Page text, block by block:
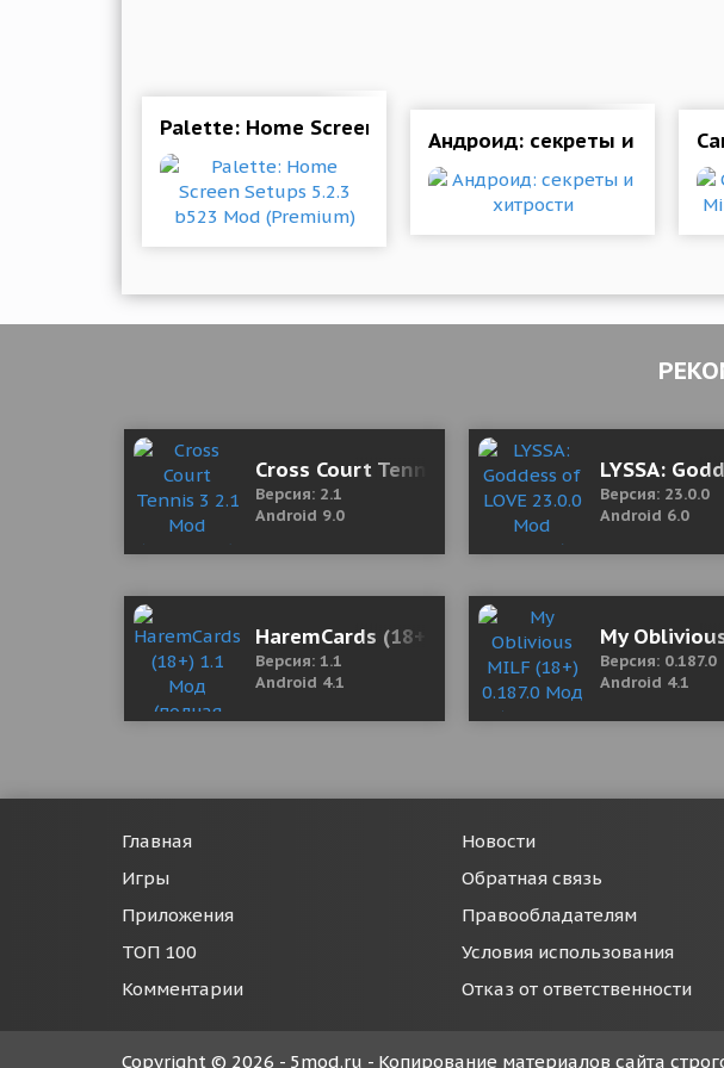
Palette: Home Screen Setups 5.2.3 b523 Mod (Premium)
Андроид: секреты и
Cross Court Tennis 3 2.1 Mod (Unlocked)
Версия: 2.1
Android 9.0
LYSSA:
Версия: 23.0.0
Android 6.0
HaremCards (18+) 1.1 Мод (полная версия)
Версия: 1.1
Android 4.1
My
Версия: 0.187.0
Android 4.1
Главная
Игры
Приложения
ТОП 100
Комментарии
Новости
Обратная связь
Правообладателям
Условия использования
Отказ от ответственности
Copyright © 2026 - 5mod.ru - Копирование материалов сайта